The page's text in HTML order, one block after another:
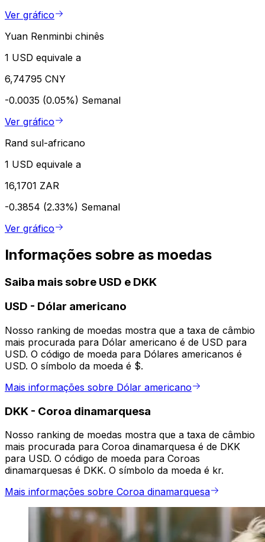
Ver gráfico
Yuan Renminbi chinês
1 USD equivale a
6,74795 CNY
-0.0035 (0.05%) Semanal
Ver gráfico
Rand sul-africano
1 USD equivale a
16,1701 ZAR
-0.3854 (2.33%) Semanal
Ver gráfico
Informações sobre as moedas
Saiba mais sobre USD e DKK
USD - Dólar americano
Nosso ranking de moedas mostra que a taxa de câmbio
mais procurada para Dólar americano é de USD para
USD. O código de moeda para Dólares americanos é
USD. O símbolo da moeda é $.
Mais informações sobre Dólar americano
DKK - Coroa dinamarquesa
Nosso ranking de moedas mostra que a taxa de câmbio
mais procurada para Coroa dinamarquesa é de DKK
para USD. O código de moeda para Coroas
dinamarquesas é DKK. O símbolo da moeda é kr.
Mais informações sobre Coroa dinamarquesa